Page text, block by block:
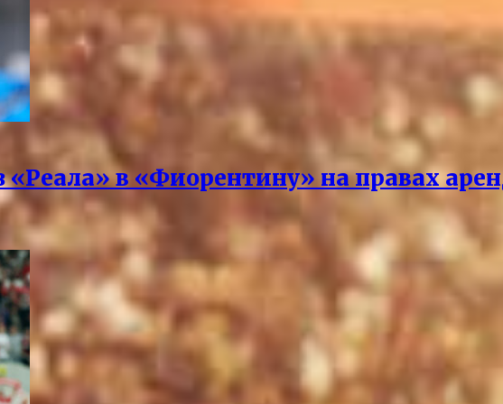
в «Фиорентину» на правах